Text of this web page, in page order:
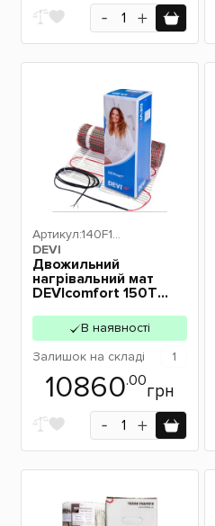
DEVI
Артикул:140F17
Двожильний
нагрівальний мат
DEVIcomfort 150T
140F1745В наявності
Залишок на складі 1
10860.00
грн